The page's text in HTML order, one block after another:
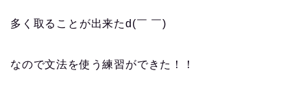
多く取ることが出来たd(￣ ￣)
なので文法を使う練習ができた！！